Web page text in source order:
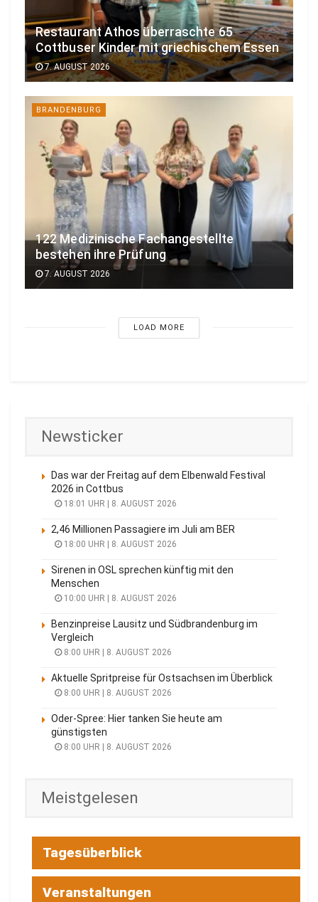
Restaurant Athos überraschte 65
Cottbuser Kinder mit griechischem Essen
7. AUGUST 2026
BRANDENBURG
122 Medizinische Fachangestellte
bestehen ihre Prüfung
7. AUGUST 2026
LOAD MORE
Newsticker
Das war der Freitag auf dem Elbenwald Festival
2026 in Cottbus
18:01 UHR | 8. AUGUST 2026
2,46 Millionen Passagiere im Juli am BER
18:00 UHR | 8. AUGUST 2026
Sirenen in OSL sprechen künftig mit den
Menschen
10:00 UHR | 8. AUGUST 2026
Benzinpreise Lausitz und Südbrandenburg im
Vergleich
8:00 UHR | 8. AUGUST 2026
Aktuelle Spritpreise für Ostsachsen im Überblick
8:00 UHR | 8. AUGUST 2026
Oder-Spree: Hier tanken Sie heute am
günstigsten
8:00 UHR | 8. AUGUST 2026
Meistgelesen
Tagesüberblick
Veranstaltungen